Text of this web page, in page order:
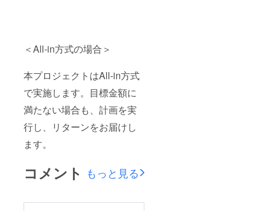
＜All-in方式の場合＞
本プロジェクトはAll-in方式
で実施します。目標金額に
満たない場合も、計画を実
行し、リターンをお届けし
ます。
コメント もっと見る